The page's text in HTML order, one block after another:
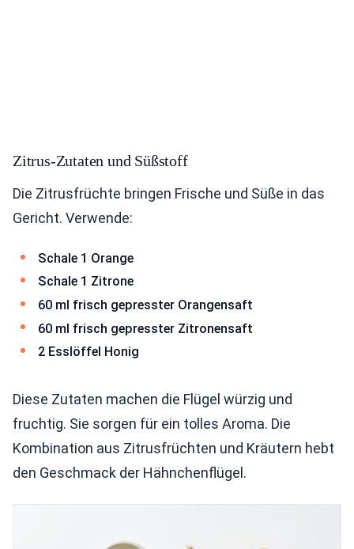
Zitrus-Zutaten und Süßstoff
Die Zitrusfrüchte bringen Frische und Süße in das
Gericht. Verwende:
Schale 1 Orange
Schale 1 Zitrone
60 ml frisch gepresster Orangensaft
60 ml frisch gepresster Zitronensaft
2 Esslöffel Honig
Diese Zutaten machen die Flügel würzig und
fruchtig. Sie sorgen für ein tolles Aroma. Die
Kombination aus Zitrusfrüchten und Kräutern hebt
den Geschmack der Hähnchenflügel.